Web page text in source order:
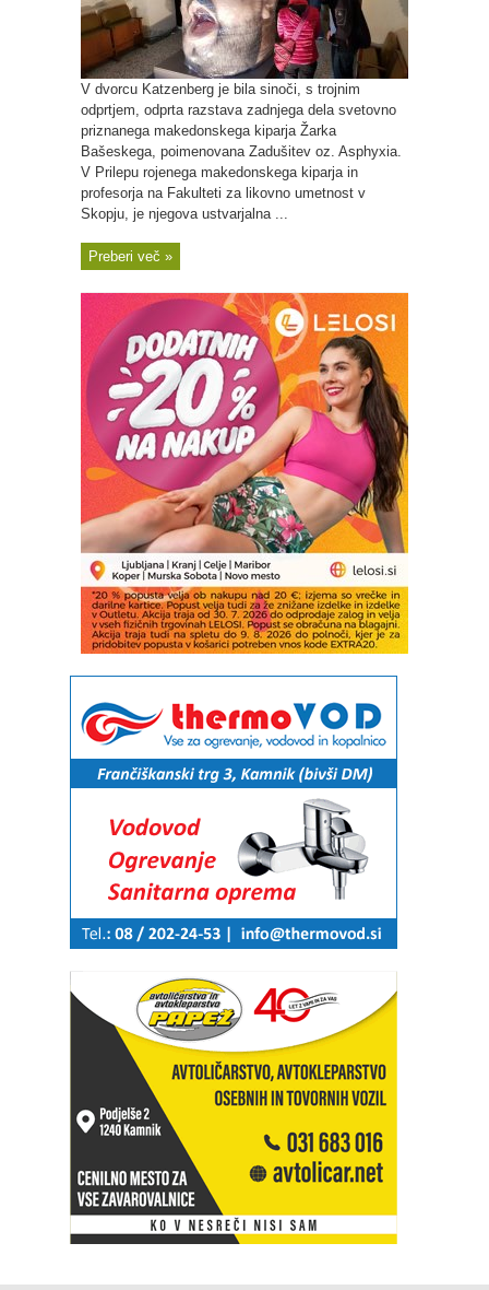
V dvorcu Katzenberg je bila sinoči, s trojnim
odprtjem, odprta razstava zadnjega dela svetovno
priznanega makedonskega kiparja Žarka
Bašeskega, poimenovana Zadušitev oz. Asphyxia.
V Prilepu rojenega makedonskega kiparja in
profesorja na Fakulteti za likovno umetnost v
Skopju, je njegova ustvarjalna ...
Preberi več »